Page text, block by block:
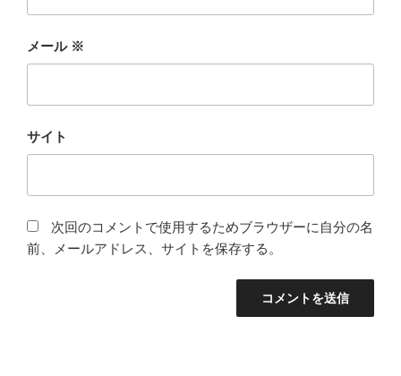
メール ※
サイト
次回のコメントで使用するためブラウザーに自分の名
前、メールアドレス、サイトを保存する。